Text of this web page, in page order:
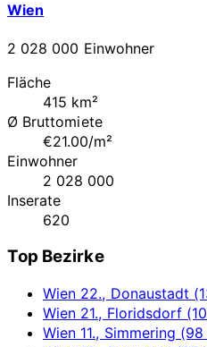
Wien
2 028 000 Einwohner
Fläche
415 km²
Ø Bruttomiete
€21.00/m²
Einwohner
2 028 000
Inserate
620
Top Bezirke
Wien 22., Donaustadt
Wien 21., Floridsdorf
Wien 11., Simmering